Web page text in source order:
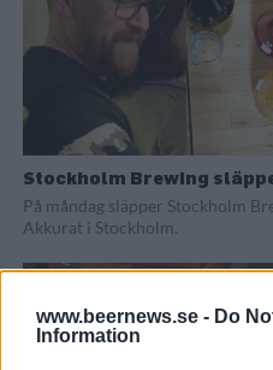
www.beernews.se - Do
Information
Stockholm Brewing
På måndag släpper Stockholm
Akkurat i Stockholm.